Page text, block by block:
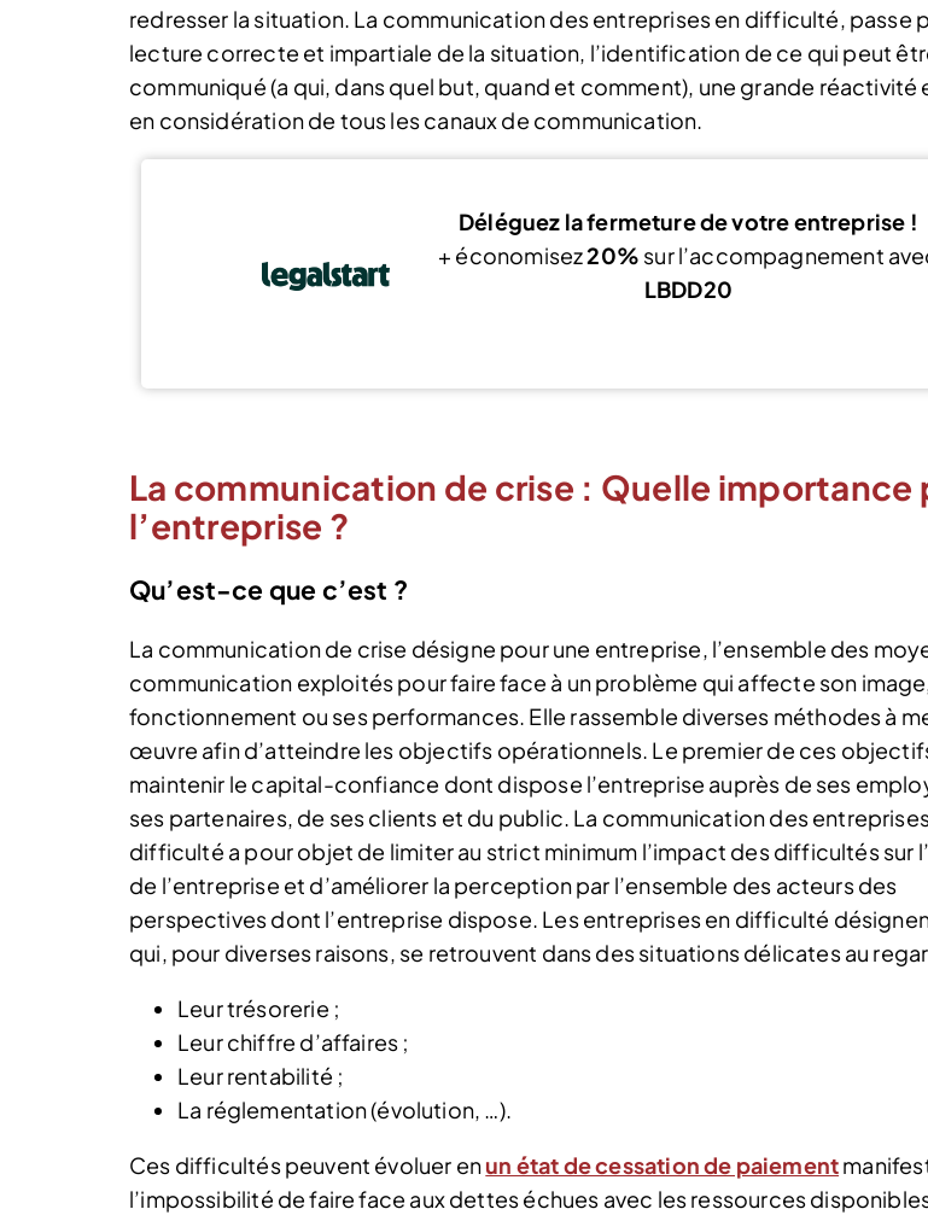
redresser la situation. La communication des entreprises en difficulté, passe
lecture correcte et impartiale de la situation, l’identification de ce qui peut
communiqué (a qui, dans quel but, quand et comment), une grande réactivité
en considération de tous les canaux de communication.
Déléguez la fermeture de votre entreprise !
+ économisez20% sur l’accompagnement
LBDD20
La communication de crise : Quelle importance
l’entreprise ?
Qu’est-ce que c’est ?
La communication de crise désigne pour une entreprise, l’ensemble des
communication exploités pour faire face à un problème qui affecte son
fonctionnement ou ses performances. Elle rassemble diverses méthodes à
œuvre afin d’atteindre les objectifs opérationnels. Le premier de ces
maintenir le capital-confiance dont dispose l’entreprise auprès de ses
ses partenaires, de ses clients et du public. La communication des
difficulté a pour objet de limiter au strict minimum l’impact des difficultés sur
de l’entreprise et d’améliorer la perception par l’ensemble des acteurs des
perspectives dont l’entreprise dispose. Les entreprises en difficulté
qui, pour diverses raisons, se retrouvent dans des situations délicates au
Leur trésorerie ;
Leur chiffre d’affaires ;
Leur rentabilité ;
La réglementation (évolution, …).
Ces difficultés peuvent évoluer enun état de cessation de paiement
l’impossibilité de faire face aux dettes échues avec les ressources